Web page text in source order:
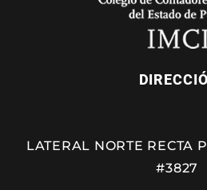
LATERAL NORTE RECTA
#3827